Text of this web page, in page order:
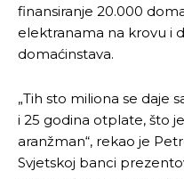
finansiranje 20.000
elektranama na krovu i
domaćinstava.
„Tih sto miliona se daje
i 25 godina otplate, što
aranžman“, rekao je
Svjetskoj banci